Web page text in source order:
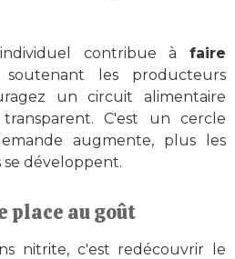
contribue à faire
les producteurs
un circuit alimentaire
C'est un cercle
augmente, plus les
développent.
place au goût
nitrite, c'est redécouvrir le